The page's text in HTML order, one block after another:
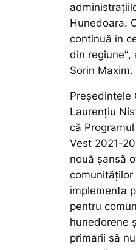
Hunedoara.
continuă în
din regiune”,
Sorin Maxim.
Președintele
Laurențiu
că
Vest 2021-
nouă șansă
comunităților
implementa
pentru
hunedorene
primarii să